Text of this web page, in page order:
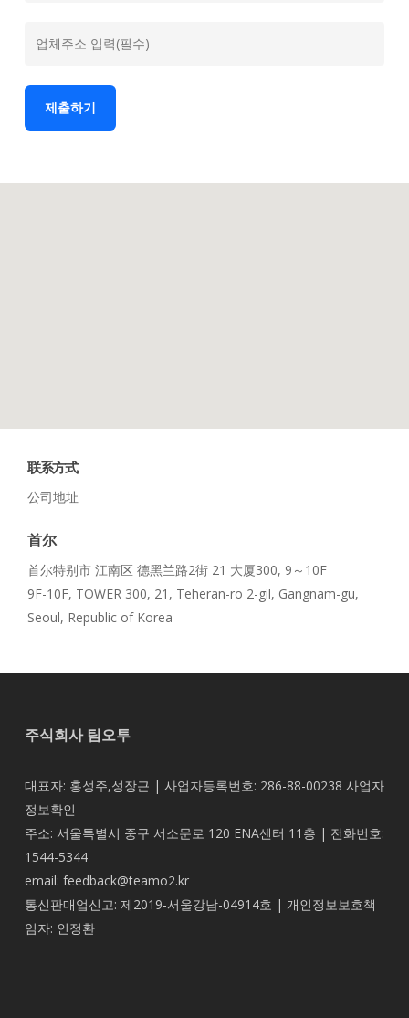
联系方式
公司地址
首尔
首尔特别市 江南区 德黑兰路2街 21 大厦300, 9～10F
9F-10F, TOWER 300, 21, Teheran-ro 2-gil, Gangnam-gu,
Seoul, Republic of Korea
주식회사 팀오투
대표자: 홍성주,성장근 | 사업자등록번호: 286-88-00238 사업자
정보확인
주소: 서울특별시 중구 서소문로 120 ENA센터 11층 | 전화번호:
1544-5344
email: feedback@teamo2.kr
통신판매업신고: 제2019-서울강남-04914호 | 개인정보보호책
임자: 인정환